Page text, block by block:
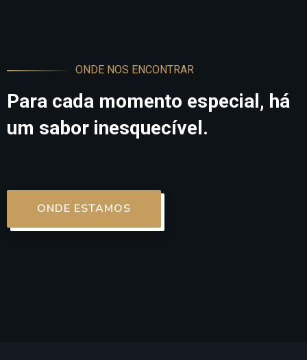
ONDE NOS ENCONTRAR
Para cada momento especial, há
um sabor inesquecível.
ONDE ESTAMOS